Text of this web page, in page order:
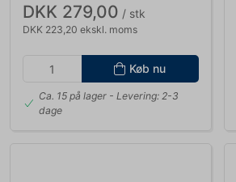
DKK 279,00 / stk
DKK 223,20 ekskl. moms
Køb nu
Ca. 15 på lager - Levering: 2-3
dage